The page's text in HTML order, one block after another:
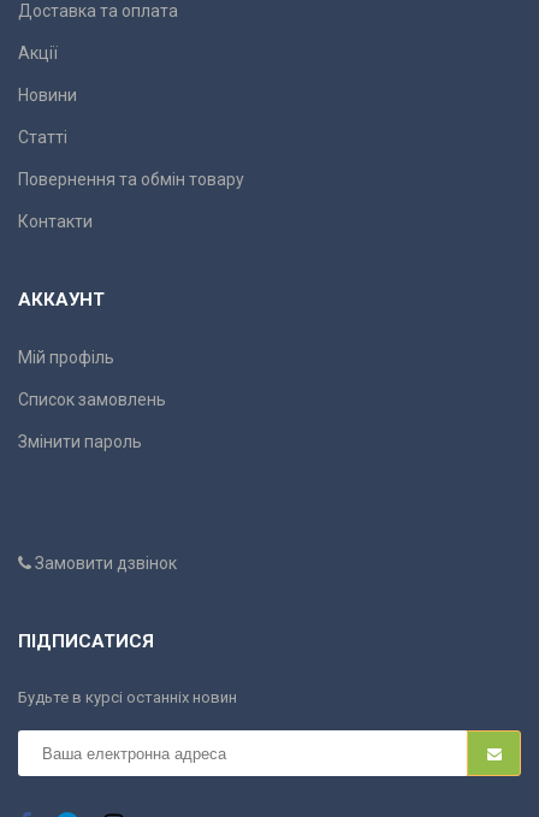
Доставка та оплата
Акції
Новини
Статті
Повернення та обмін товару
Контакти
АККАУНТ
Мій профіль
Список замовлень
Змінити пароль
Замовити дзвінок
ПІДПИСАТИСЯ
Будьте в курсі останніх новин